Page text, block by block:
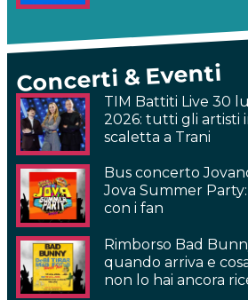
Concerti & Eventi
TIM Battiti Live 30
2026: tutti gli artisti
scaletta a Trani
Bus concerto
Jova Summer
con i fan
Rimborso Bad
quando arriva e
non lo hai ancora